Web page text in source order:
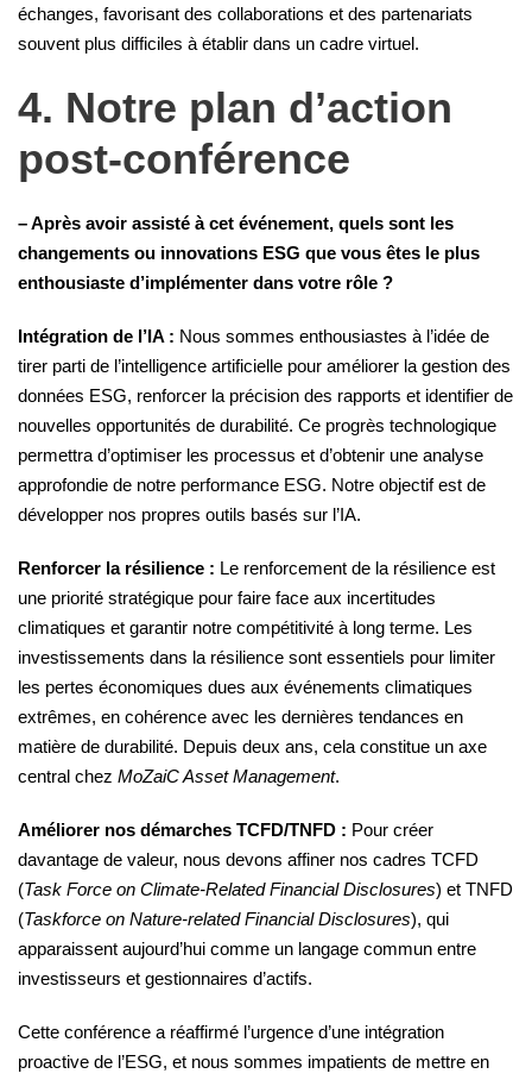
échanges, favorisant des collaborations et des partenariats
souvent plus difficiles à établir dans un cadre virtuel.
4. Notre plan d’action
post-conférence
– Après avoir assisté à cet événement, quels sont les
changements ou innovations ESG que vous êtes le plus
enthousiaste d’implémenter dans votre rôle ?
Intégration de l’IA : Nous sommes enthousiastes à l’idée de
tirer parti de l’intelligence artificielle pour améliorer la gestion des
données ESG, renforcer la précision des rapports et identifier de
nouvelles opportunités de durabilité. Ce progrès technologique
permettra d’optimiser les processus et d’obtenir une analyse
approfondie de notre performance ESG. Notre objectif est de
développer nos propres outils basés sur l’IA.
Renforcer la résilience : Le renforcement de la résilience est
une priorité stratégique pour faire face aux incertitudes
climatiques et garantir notre compétitivité à long terme. Les
investissements dans la résilience sont essentiels pour limiter
les pertes économiques dues aux événements climatiques
extrêmes, en cohérence avec les dernières tendances en
matière de durabilité. Depuis deux ans, cela constitue un axe
central chez MoZaiC Asset Management.
Améliorer nos démarches TCFD/TNFD : Pour créer
davantage de valeur, nous devons affiner nos cadres TCFD
(Task Force on Climate-Related Financial Disclosures) et TNFD
(Taskforce on Nature-related Financial Disclosures), qui
apparaissent aujourd’hui comme un langage commun entre
investisseurs et gestionnaires d’actifs.
Cette conférence a réaffirmé l’urgence d’une intégration
proactive de l’ESG, et nous sommes impatients de mettre en